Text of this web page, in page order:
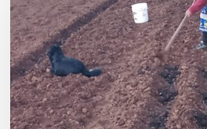
de
las
semillas
constituye
una